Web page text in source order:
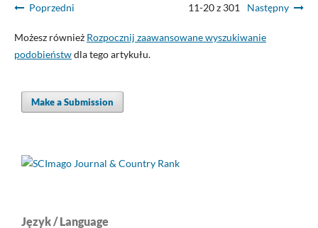
Poprzedni 11-20 z 301 Następny
Możesz również Rozpocznij zaawansowane wyszukiwanie
podobieństwdla tego artykułu.
Make a Submission
Język / Language